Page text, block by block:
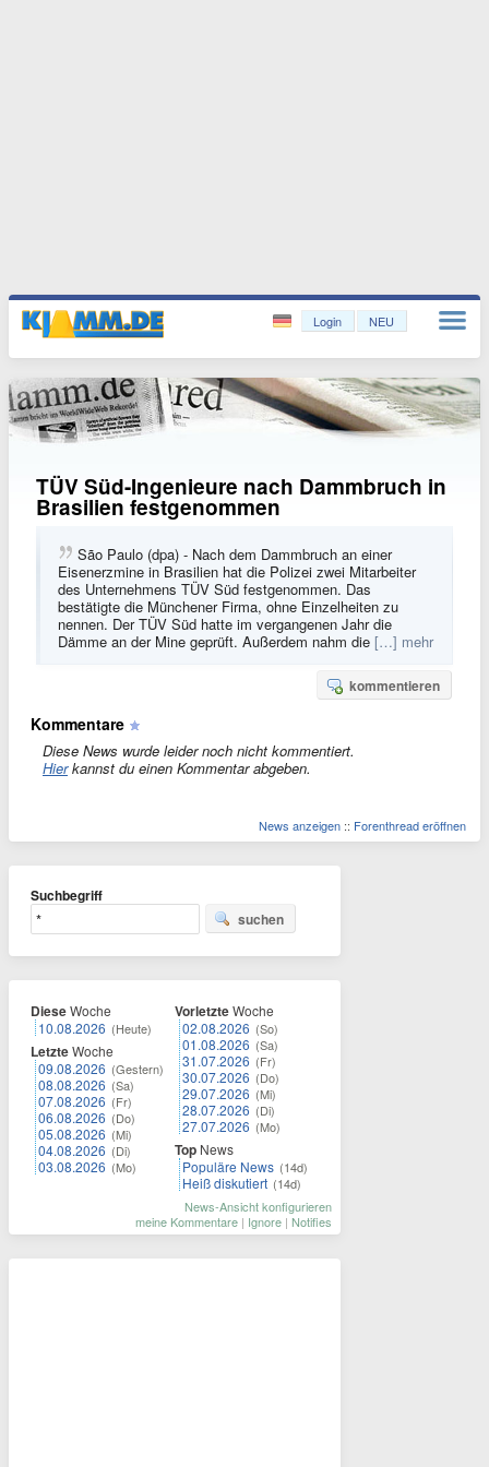
Login NEU
TÜV Süd-Ingenieure nach Dammbruch in
Brasilien festgenommen
São Paulo (dpa) - Nach dem Dammbruch an einer
Eisenerzmine in Brasilien hat die Polizei zwei Mitarbeiter
des Unternehmens TÜV Süd festgenommen. Das
bestätigte die Münchener Firma, ohne Einzelheiten zu
nennen. Der TÜV Süd hatte im vergangenen Jahr die
Dämme an der Mine geprüft. Außerdem nahm die […] mehr
kommentieren
Kommentare
Diese News wurde leider noch nicht kommentiert.
Hierkannst du einen Kommentar abgeben.
News anzeigen :: Forenthread eröffnen
Suchbegriff
suchen
DieseWoche
10.08.2026 (Heute)
LetzteWoche
09.08.2026 (Gestern)
08.08.2026 (Sa)
07.08.2026 (Fr)
06.08.2026 (Do)
05.08.2026 (Mi)
04.08.2026 (Di)
03.08.2026 (Mo)
VorletzteWoche
02.08.2026 (So)
01.08.2026 (Sa)
31.07.2026 (Fr)
30.07.2026 (Do)
29.07.2026 (Mi)
28.07.2026 (Di)
27.07.2026 (Mo)
Top News
Populäre News (14d)
Heiß diskutiert (14d)
News-Ansicht konfigurieren
meine Kommentare | Ignore | Notifies